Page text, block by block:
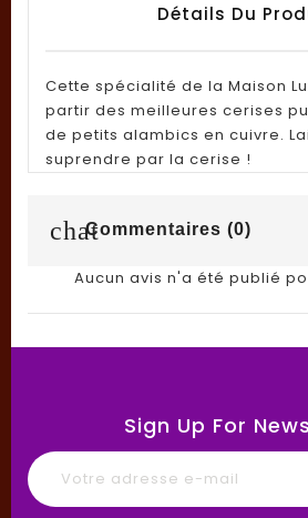
Détails Du
Cette spécialité de la Maison
partir des meilleures cerises
de petits alambics en cuivre.
suprendre par la cerise !
chatCommentaires (0)
Aucun avis n'a été publié
Sign Up For